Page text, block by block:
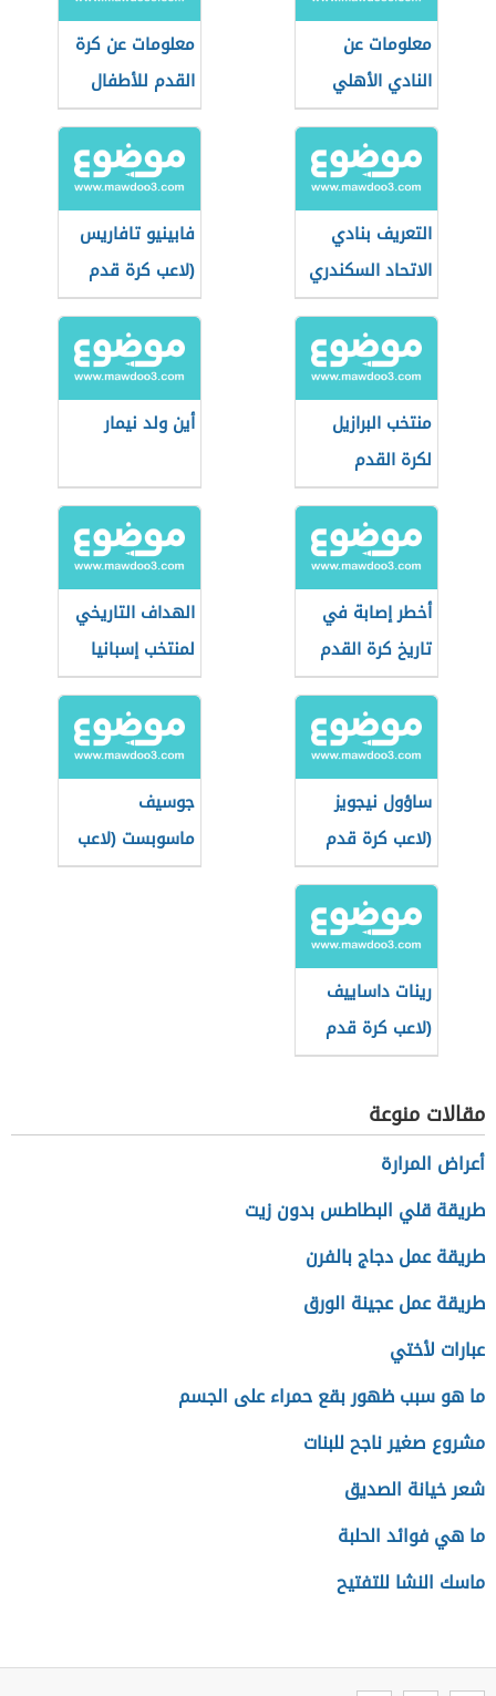
معلومات عن
النادي الأهلي
معلومات عن كرة
القدم للأطفال
التعريف بنادي
الاتحاد السكندري
فابينيو تافاريس
(لاعب كرة قدم
برازيلي)
منتخب البرازيل
لكرة القدم
أين ولد نيمار
أخطر إصابة في
تاريخ كرة القدم
الهداف التاريخي
لمنتخب إسبانيا
ساؤول نيجويز
(لاعب كرة قدم
إسباني)
جوسيف
ماسوبست (لاعب
كرة قدم تشيكي)
رينات داساييف
(لاعب كرة قدم
روسي)
مقالات منوعة
أعراض المرارة
طريقة قلي البطاطس بدون زيت
طريقة عمل دجاج بالفرن
طريقة عمل عجينة الورق
عبارات لأختي
ما هو سبب ظهور بقع حمراء على الجسم
مشروع صغير ناجح للبنات
شعر خيانة الصديق
ما هي فوائد الحلبة
ماسك النشا للتفتيح